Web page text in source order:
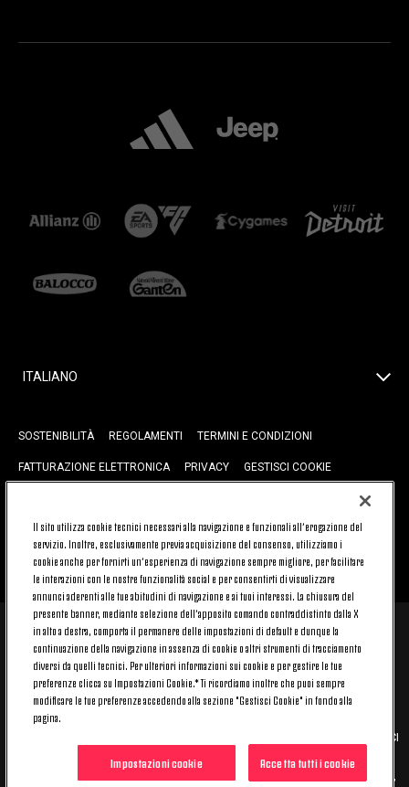
ITALIANO
SOSTENIBILITÀ REGOLAMENTI TERMINI E CONDIZIONI
FATTURAZIONE ELETTRONICA PRIVACY GESTISCI COOKIE
TORNA SU
© 2026 Juventus Football Club S.p.A.
Juventus Football Club S.p.A. Via Druento, 175 10151 Torino - Italia;
CONTACT CENTER (+39) 011.45.30.486. Il servizio è attivo dal lunedì al
venerdì (9-20) e il sabato (9-15), festivi esclusi.
Il costo del servizio varia in base al piano tariffario sottoscritto con il
proprio operatore telefonico e non prevede alcun costo aggiuntivo.
Per conoscere i canali di contatto dedicati visita la sezione CONTATTACI
Il sito utilizza cookie tecnici necessari alla navigazione e funzionali all’erogazione del
servizio. Inoltre, esclusivamente previa acquisizione del consenso, utilizziamo i
cookie anche per fornirti un’esperienza di navigazione sempre migliore, per facilitare
le interazioni con le nostre funzionalità social e per consentirti di visualizzare
annunci aderenti alle tue abitudini di navigazione e ai tuoi interessi. La chiusura del
presente banner, mediante selezione dell’apposito comando contraddistinto dalla X
in alto a destra, comporta il permanere delle impostazioni di default e dunque la
continuazione della navigazione in assenza di cookie o altri strumenti di tracciamento
diversi da quelli tecnici. Per ulteriori informazioni sui cookie e per gestire le tue
preferenze clicca su Impostazioni Cookie.* Ti ricordiamo inoltre che puoi sempre
modificare le tue preferenze accedendo alla sezione "Gestisci Cookie" in fondo alla
pagina.
Accetta tutti i cookie
Impostazioni cookie